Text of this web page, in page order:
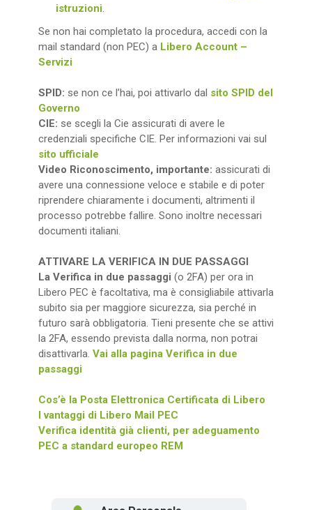
istruzioni.
Se non hai completato la procedura, accedi con la
mail standard (non PEC) a Libero Account –
Servizi
SPID: se non ce l’hai, poi attivarlo dal sito SPID del
Governo
CIE: se scegli la Cie assicurati di avere le
credenziali specifiche CIE. Per informazioni vai sul
sito ufficiale
Video Riconoscimento, importante: assicurati di
avere una connessione veloce e stabile e di poter
riprendere chiaramente i documenti, altrimenti il
processo potrebbe fallire. Sono inoltre necessari
documenti italiani.
ATTIVARE LA VERIFICA IN DUE PASSAGGI
La Verifica in due passaggi (o 2FA) per ora in
Libero PEC è facoltativa, ma è consigliabile attivarla
subito sia per maggiore sicurezza, sia perché in
futuro sarà obbligatoria. Tieni presente che se attivi
la 2FA, essendo prevista dalla norma, non potrai
disattivarla. Vai alla pagina Verifica in due
passaggi
Cos’è la Posta Elettronica Certificata di Libero
I vantaggi di Libero Mail PEC
Verifica identità già clienti, per adeguamento
PEC a standard europeo REM